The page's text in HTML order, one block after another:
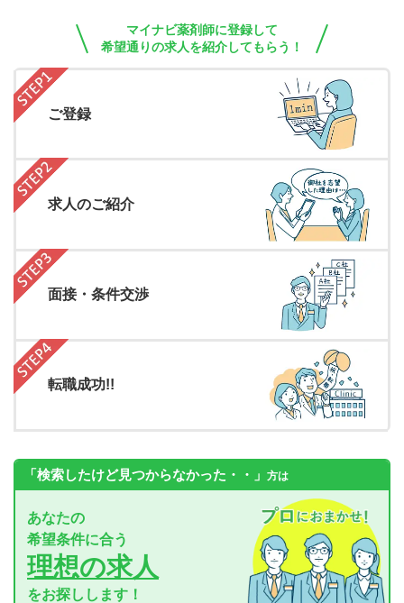
マイナビ薬剤師に登録して
希望通りの求人を紹介してもらう！
ご登録
求人のご紹介
面接・条件交渉
転職成功!!
「検索したけど見つからなかった・・」 方は
あなたの
希望条件に合う
理想の求人
をお探しします！